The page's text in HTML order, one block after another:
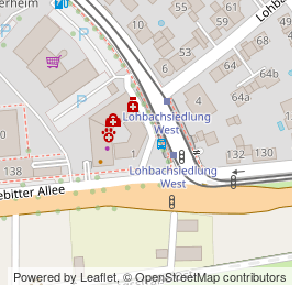
Powered by Leaflet,© OpenStreetMap contributors